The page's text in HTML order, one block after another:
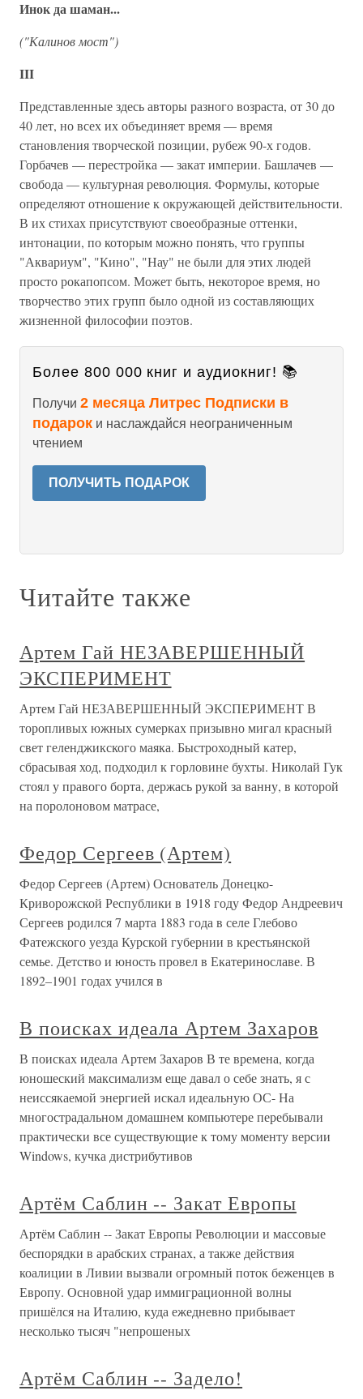
Инок да шаман...
("Калинов мост")
III
Представленные здесь авторы разного возраста, от 30 до
40 лет, но всех их объединяет время — время
становления творческой позиции, рубеж 90-х годов.
Горбачев — перестройка — закат империи. Башлачев —
свобода — культурная революция. Формулы, которые
определяют отношение к окружающей действительности.
В их стихах присутствуют своеобразные оттенки,
интонации, по которым можно понять, что группы
"Аквариум", "Кино", "Нау" не были для этих людей
просто рокапопсом. Может быть, некоторое время, но
творчество этих групп было одной из составляющих
жизненной философии поэтов.
Более 800 000 книг и аудиокниг! 📚
Получи 2 месяца Литрес Подписки в
подарок и наслаждайся неограниченным
чтением
ПОЛУЧИТЬ ПОДАРОК
Читайте также
Артем Гай НЕЗАВЕРШЕННЫЙ
ЭКСПЕРИМЕНТ
Артем Гай НЕЗАВЕРШЕННЫЙ ЭКСПЕРИМЕНТ В
торопливых южных сумерках призывно мигал красный
свет геленджикского маяка. Быстроходный катер,
сбрасывая ход, подходил к горловине бухты. Николай Гук
стоял у правого борта, держась рукой за ванну, в которой
на поролоновом матрасе,
Федор Сергеев (Артем)
Федор Сергеев (Артем) Основатель Донецко-
Криворожской Республики в 1918 году Федор Андреевич
Сергеев родился 7 марта 1883 года в селе Глебово
Фатежского уезда Курской губернии в крестьянской
семье. Детство и юность провел в Екатеринославе. В
1892–1901 годах учился в
В поисках идеала Артем Захаров
В поисках идеала Артем Захаров В те времена, когда
юношеский максимализм еще давал о себе знать, я с
неиссякаемой энергией искал идеальную ОС- На
многострадальном домашнем компьютере перебывали
практически все существующие к тому моменту версии
Windows, кучка дистрибутивов
Артём Саблин -- Закат Европы
Артём Саблин -- Закат Европы Революции и массовые
беспорядки в арабских странах, а также действия
коалиции в Ливии вызвали огромный поток беженцев в
Европу. Основной удар иммиграционной волны
пришёлся на Италию, куда ежедневно прибывает
несколько тысяч "непрошеных
Артём Саблин -- Задело!